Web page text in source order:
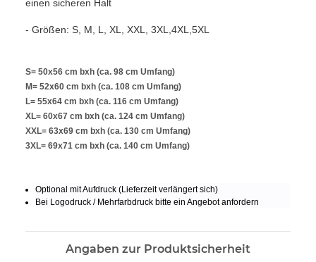
einen sicheren Halt
- Größen: S, M, L, XL, XXL, 3XL,4XL,5XL
S= 50x56 cm bxh (ca. 98 cm Umfang)
M= 52x60 cm bxh (ca. 108 cm Umfang)
L= 55x64 cm bxh (ca. 116 cm Umfang)
XL= 60x67 cm bxh (ca. 124 cm Umfang)
XXL= 63x69 cm bxh (ca. 130 cm Umfang)
3XL= 69x71 cm bxh (ca. 140 cm Umfang)
Optional mit Aufdruck (Lieferzeit verlängert sich)
Bei Logodruck / Mehrfarbdruck bitte ein Angebot anfordern
Angaben zur Produktsicherheit